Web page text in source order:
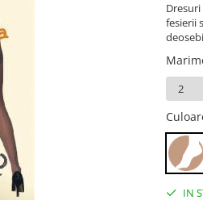
fesierii
IN